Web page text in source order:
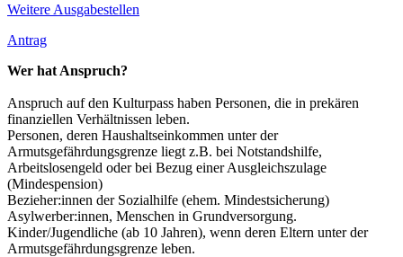
Weitere Ausgabestellen
Antrag
Wer hat Anspruch?
Anspruch auf den Kulturpass haben Personen, die in prekären
finanziellen Verhältnissen leben.
Personen, deren Haushaltseinkommen unter der
Armutsgefährdungsgrenze liegt z.B. bei Notstandshilfe,
Arbeitslosengeld oder bei Bezug einer Ausgleichszulage
(Mindespension)
Bezieher:innen der Sozialhilfe (ehem. Mindestsicherung)
Asylwerber:innen, Menschen in Grundversorgung.
Kinder/Jugendliche (ab 10 Jahren), wenn deren Eltern unter der
Armutsgefährdungsgrenze leben.